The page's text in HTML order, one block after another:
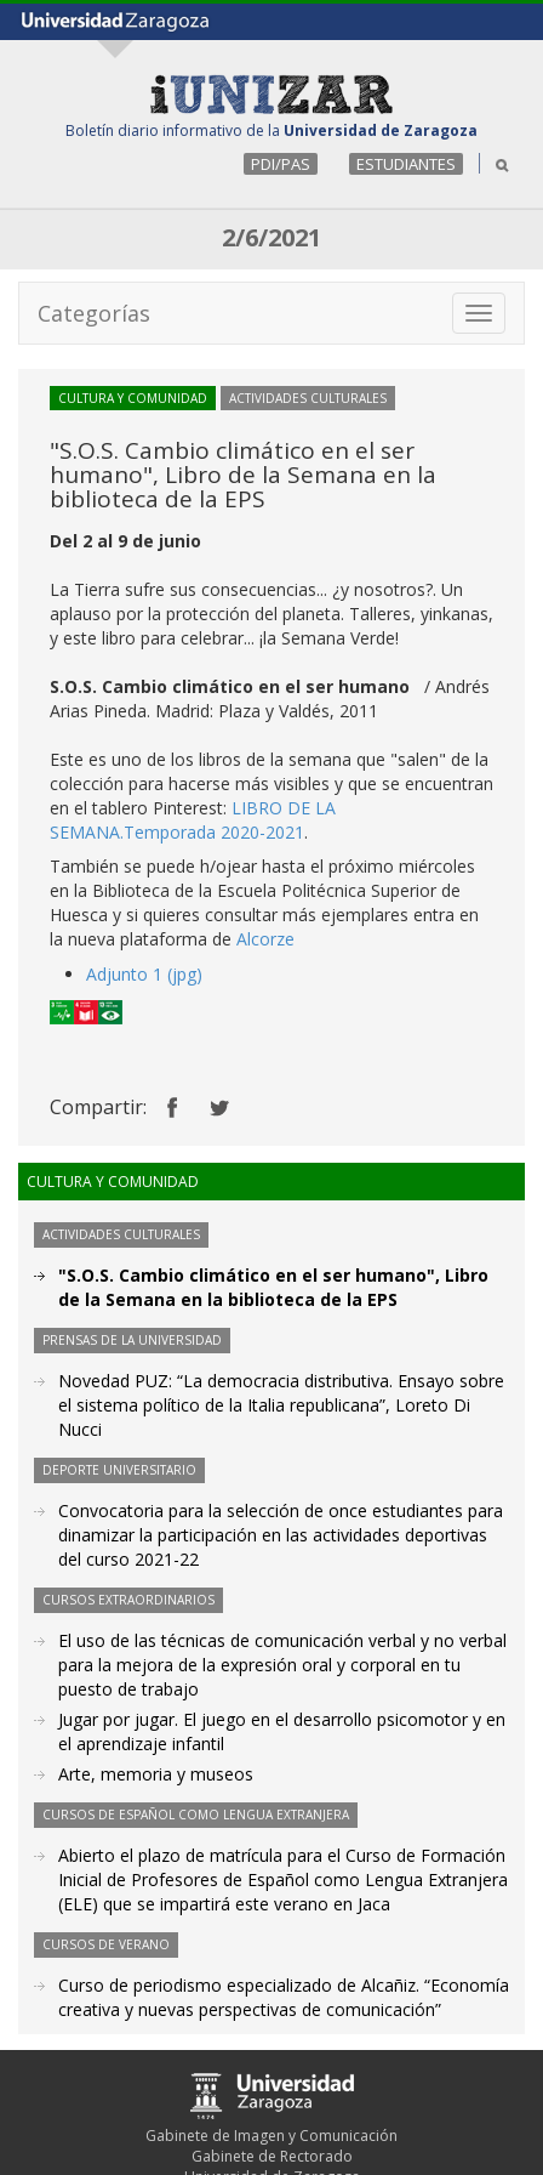
Boletín diario informativo de la Universidad de Zaragoza
PDI/PAS ESTUDIANTES
2/6/2021
Toggle
Categorías
CULTURA Y COMUNIDAD ACTIVIDADES CULTURALES
"S.O.S. Cambio climático en el ser
humano", Libro de la Semana en la
biblioteca de la EPS
Del 2 al 9 de junio
La Tierra sufre sus consecuencias... ¿y nosotros?. Un
aplauso por la protección del planeta. Talleres, yinkanas,
y este libro para celebrar... ¡la Semana Verde!
S.O.S. Cambio climático en el ser humano / Andrés
Arias Pineda. Madrid: Plaza y Valdés, 2011
Este es uno de los libros de la semana que "salen" de la
colección para hacerse más visibles y que se encuentran
en el tablero Pinterest: LIBRO DE LA
SEMANA.Temporada 2020-2021 .
También se puede h/ojear hasta el próximo miércoles
en la Biblioteca de la Escuela Politécnica Superior de
Huesca y si quieres consultar más ejemplares entra en
la nueva plataforma de Alcorze
Adjunto 1 (jpg)
Compartir:
CULTURA Y COMUNIDAD
ACTIVIDADES CULTURALES
"S.O.S. Cambio climático en el ser humano", Libro
de la Semana en la biblioteca de la EPS
PRENSAS DE LA UNIVERSIDAD
Novedad PUZ: “La democracia distributiva. Ensayo sobre
el sistema político de la Italia republicana”, Loreto Di
Nucci
DEPORTE UNIVERSITARIO
Convocatoria para la selección de once estudiantes para
dinamizar la participación en las actividades deportivas
del curso 2021-22
CURSOS EXTRAORDINARIOS
El uso de las técnicas de comunicación verbal y no verbal
para la mejora de la expresión oral y corporal en tu
puesto de trabajo
Jugar por jugar. El juego en el desarrollo psicomotor y en
el aprendizaje infantil
Arte, memoria y museos
CURSOS DE ESPAÑOL COMO LENGUA EXTRANJERA
Abierto el plazo de matrícula para el Curso de Formación
Inicial de Profesores de Español como Lengua Extranjera
(ELE) que se impartirá este verano en Jaca
CURSOS DE VERANO
Curso de periodismo especializado de Alcañiz. “Economía
creativa y nuevas perspectivas de comunicación”
Gabinete de Imagen y Comunicación
Gabinete de Rectorado